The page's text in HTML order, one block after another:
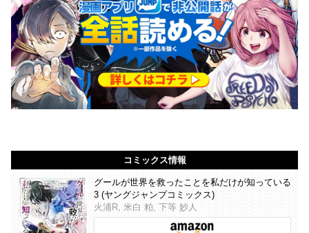
コミックス情報
グールが世界を救ったことを私だけが知っている
3 (ヤングジャンプコミックス)
火浦R, 米白 粕, 下等 妙人